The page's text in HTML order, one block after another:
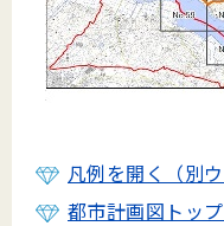
凡例を開く（別
都市計画図トッ